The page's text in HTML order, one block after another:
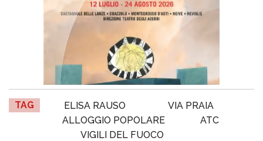
TAG ELISA RAUSO
VIA PRAIA
ALLOGGIO POPOLARE
ATC
VIGILI DEL FUOCO